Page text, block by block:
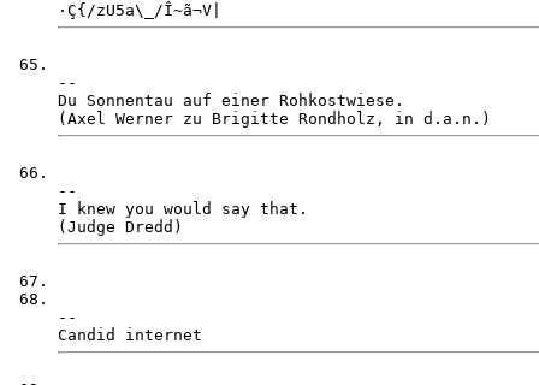
--
Du Sonnentau auf einer Rohkostwiese.
--
I knew you would say that.
--